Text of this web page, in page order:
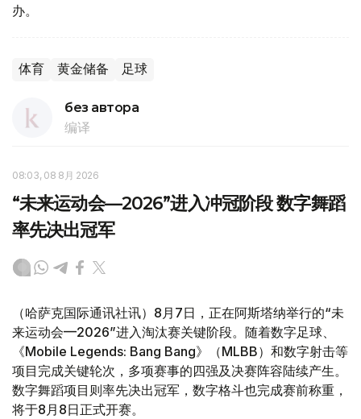
办。
体育 黄金储备 足球
без автора
编译
08:03, 08 8月 2026
“未来运动会—2026”进入冲冠阶段 数字舞蹈
率先决出冠军
（哈萨克国际通讯社讯）8月7日，正在阿斯塔纳举行的“未
来运动会—2026”进入淘汰赛关键阶段。随着数字足球、
《Mobile Legends: Bang Bang》（MLBB）和数字射击等
项目完成关键轮次，多项赛事的四强及决赛阵容陆续产生。
数字舞蹈项目则率先决出冠军，数字格斗也完成赛前称重，
将于8月8日正式开赛。